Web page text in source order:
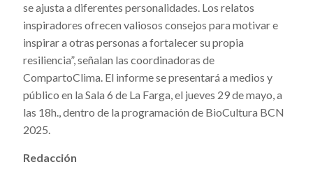
se ajusta a diferentes personalidades. Los relatos
inspiradores ofrecen valiosos consejos para motivar e
inspirar a otras personas a fortalecer su propia
resiliencia”, señalan las coordinadoras de
CompartoClima. El informe se presentará a medios y
público en la Sala 6 de La Farga, el jueves 29 de mayo, a
las 18h., dentro de la programación de BioCultura BCN
2025.
Redacción